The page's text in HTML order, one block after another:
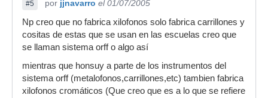
#5 por jjnavarro el 01/07/2005
Np creo que no fabrica xilofonos solo fabrica carrillones y
cositas de estas que se usan en las escuelas creo que
se llaman sistema orff o algo así
mientras que honsuy a parte de los instrumentos del
sistema orff (metalofonos,carrillones,etc) tambien fabrica
xilofonos cromáticos (Que creo que es a lo que se refiere